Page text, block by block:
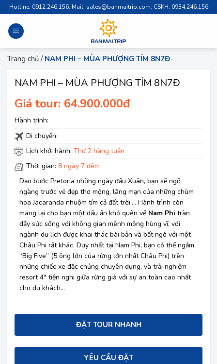
Skip
to
content
Hotline: 0912.246.156. Mail: sales@banmaitrip.com. CSKH: 0934.246.156
Trang chủ / NAM PHI – MÙA PHƯỢNG TÍM 8N7Đ
NAM PHI – MÙA PHƯỢNG TÍM 8N7Đ
Giá tour: 64.900.000đ
Hành trình:
Di chuyển:
Lịch khởi hành: Thứ 2 hàng tuần
Thời gian: 8 ngày 7 đêm
Dạo bước Pretoria những ngày đầu Xuân, bạn sẽ ngỡ
ngàng trước vẻ đẹp thơ mộng, lãng mạn của những chùm
hoa Jacaranda nhuộm tím cả đất trời…. Hành trình còn
mang lại cho bạn một dấu ấn khó quên về Nam Phi tràn
đầy sức sống với không gian mênh mông hùng vĩ, với
ngành du lịch được khai thác bài bản và bất ngờ với một
Châu Phi rất khác. Duy nhất tại Nam Phi, bạn có thể ngắm
“Big Five” (5 ông lớn của rừng lớn nhất Châu Phi) trên
những chiếc xe đặc chủng chuyên dụng, và trải nghiệm
resort 4* tiện nghi giữa rừng già với sự an toàn cao nhất
cho du khách…
ĐẶT TOUR NHANH
YÊU CẦU ĐẶT